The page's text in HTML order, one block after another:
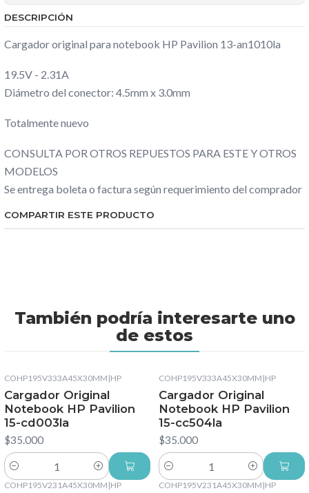
DESCRIPCIÓN
Cargador original para notebook HP Pavilion 13-an1010la
19.5V - 2.31A
Diámetro del conector: 4.5mm x 3.0mm
Totalmente nuevo
CONSULTA POR OTROS REPUESTOS PARA ESTE Y OTROS
MODELOS
Se entrega boleta o factura según requerimiento del comprador
COMPARTIR ESTE PRODUCTO
También podría interesarte uno
de estos
COHP195V333A45X30MM |HP
Cargador Original
Notebook HP Pavilion
15-cd003la
$35.000
Cantidad
COHP195V333A45X30MM |HP
Cargador Original
Notebook HP Pavilion
15-cc504la
$35.000
Cantidad
COHP195V231A45X30MM |HP COHP195V231A45X30MM |HP